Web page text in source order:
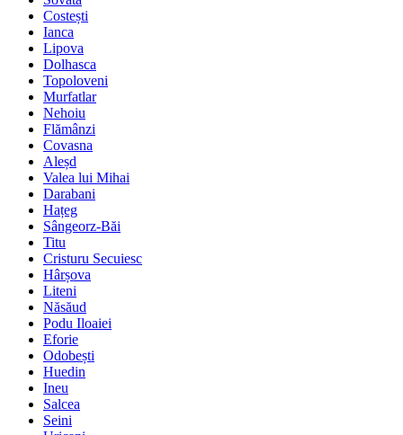
Costești
Ianca
Lipova
Dolhasca
Topoloveni
Murfatlar
Nehoiu
Flămânzi
Covasna
Aleșd
Valea lui Mihai
Darabani
Hațeg
Sângeorz-Băi
Titu
Cristuru Secuiesc
Hârșova
Liteni
Năsăud
Podu Iloaiei
Eforie
Odobești
Huedin
Ineu
Salcea
Seini